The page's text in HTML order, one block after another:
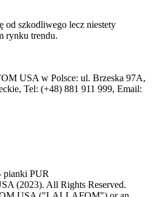
szkodliwego lecz niestety
rynku trendu.
USAw Polsce: ul. Brzeska 97A,
, Tel: (+48) 881 911 999, Email:
(2023). All Rights Reserved.